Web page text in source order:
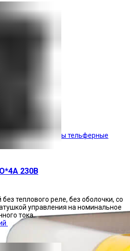
Посты тельферные
230В
теплового реле, без оболочки, со
управления на номинальное
тока.